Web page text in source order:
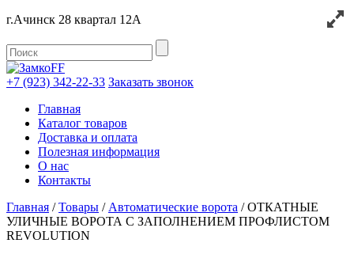
г.Ачинск 28 квартал 12А
+7 (923) 342-22-33 Заказать звонок
Главная
Каталог товаров
Доставка и оплата
Полезная информация
О нас
Контакты
Главная /Товары / Автоматические ворота /ОТКАТНЫЕ
УЛИЧНЫЕ ВОРОТА С ЗАПОЛНЕНИЕМ ПРОФЛИСТОМ
REVOLUTION